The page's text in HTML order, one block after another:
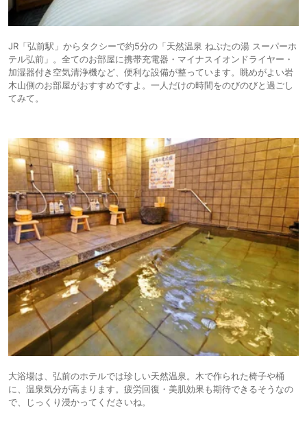
JR「弘前駅」からタクシーで約5分の「天然温泉 ねぷたの湯 スーパーホ
テル弘前」。全てのお部屋に携帯充電器・マイナスイオンドライヤー・
加湿器付き空気清浄機など、便利な設備が整っています。眺めがよい岩
木山側のお部屋がおすすめですよ。一人だけの時間をのびのびと過ごし
てみて。
大浴場は、弘前のホテルでは珍しい天然温泉。木で作られた椅子や桶
に、温泉気分が高まります。疲労回復・美肌効果も期待できるそうなの
で、じっくり浸かってくださいね。